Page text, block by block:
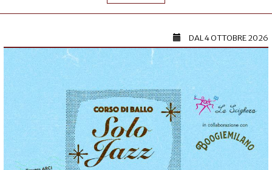
DAL4 OTTOBRE 2026